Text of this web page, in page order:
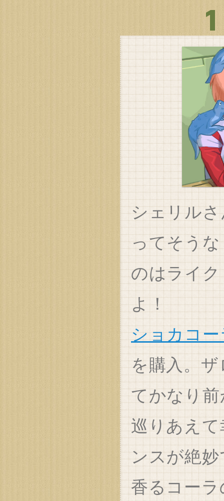
シェリル
ってそう
のはライ
よ！
ショカコー
を購入。
てかなり
巡りあえ
ンスが絶
香るコー